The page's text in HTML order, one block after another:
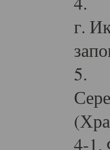
г.
5.
4-1.